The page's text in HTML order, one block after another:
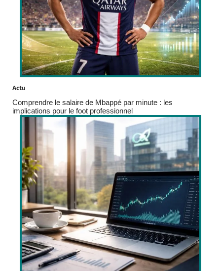
Actu
Comprendre le salaire de Mbappé par minute : les
implications pour le foot professionnel